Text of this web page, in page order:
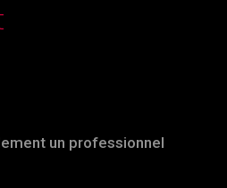
un professionnel